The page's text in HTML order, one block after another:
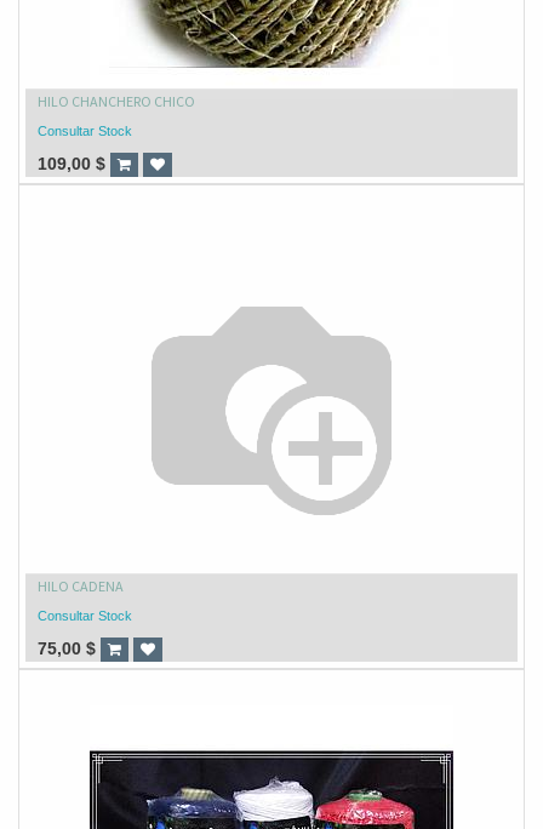
HILO CHANCHERO CHICO
Consultar Stock
109,00 $
HILO CADENA
Consultar Stock
75,00 $